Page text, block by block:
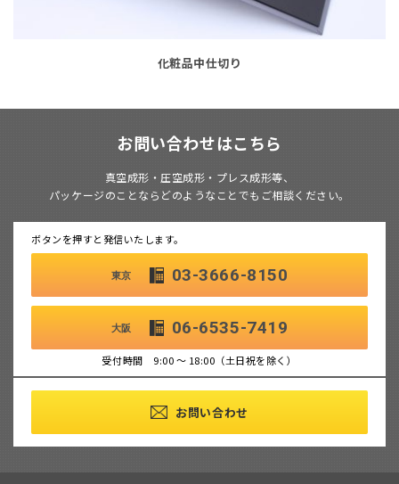
化粧品中仕切り
お問い合わせはこちら
真空成形・圧空成形・プレス成形等、
パッケージのことならどのようなことでもご相談ください。
ボタンを押すと発信いたします。
東京 03-3666-8150
大阪 06-6535-7419
受付時間 9:00 ～ 18:00（土日祝を除く）
お問い合わせ